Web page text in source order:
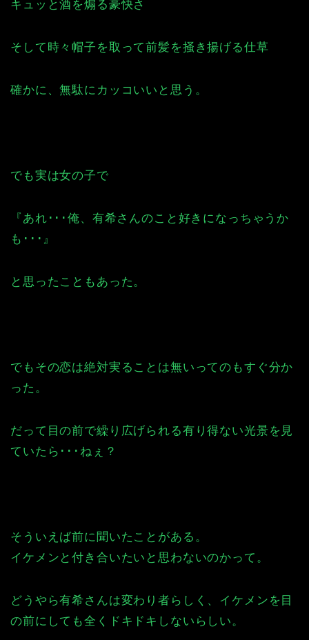
キュッと酒を煽る豪快さ
そして時々帽子を取って前髪を掻き揚げる仕草
確かに、無駄にカッコいいと思う。
でも実は女の子で
『あれ･･･俺、有希さんのこと好きになっちゃうか
も･･･』
と思ったこともあった。
でもその恋は絶対実ることは無いってのもすぐ分か
った。
だって目の前で繰り広げられる有り得ない光景を見
ていたら･･･ねぇ？
そういえば前に聞いたことがある。
イケメンと付き合いたいと思わないのかって。
どうやら有希さんは変わり者らしく、イケメンを目
の前にしても全くドキドキしないらしい。